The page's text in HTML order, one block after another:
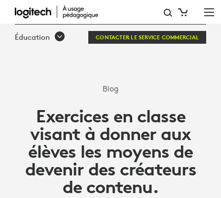
EXERCICES
EN
DONNER
ÉLÈVES
MOYENS
Éducation CONTACTER LE SERVICE COMMERCIAL
Blog
Exercices en classe
visant à donner aux
élèves les moyens de
devenir des créateurs
de contenu.